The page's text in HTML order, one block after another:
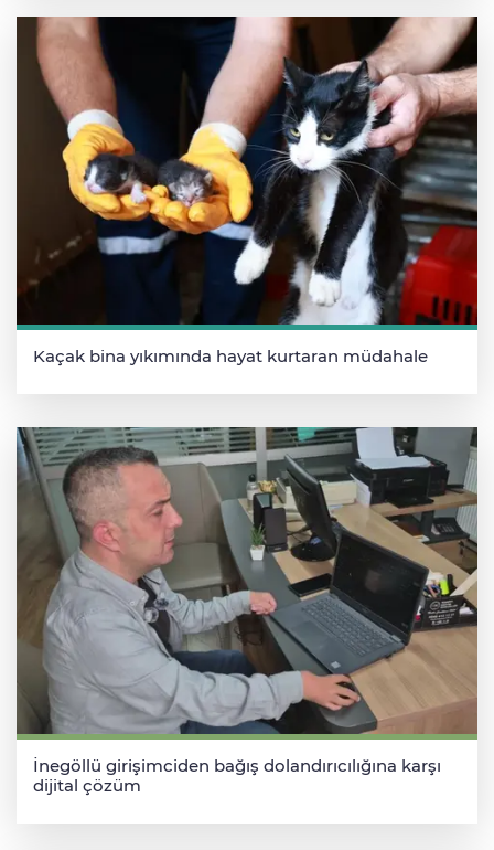
Kaçak bina yıkımında hayat kurtaran müdahale
İnegöllü girişimciden bağış dolandırıcılığına karşı
dijital çözüm